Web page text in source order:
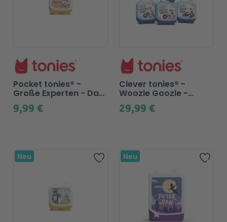
9,99 €
Pocket tonies® -
Große Experten - Das
alte Ägypten 29,99 €
Clever tonies® -
Woozle Goozle -
Tonies Set
Zur Wunschliste hinzufügen
Neu Zur
Neu